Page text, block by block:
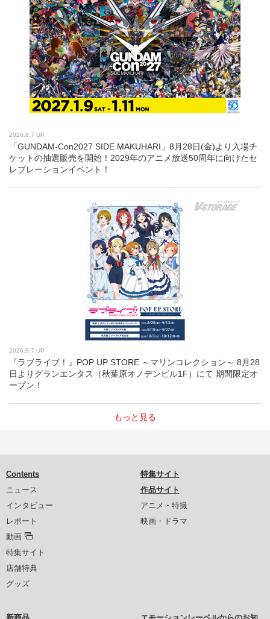
2026.8.7 UP
「GUNDAM-Con2027 SIDE MAKUHARI」8月28日(金)より入場チ
ケットの抽選販売を開始！2029年のアニメ放送50周年に向けたセ
レブレーションイベント！
2026.8.7 UP
『ラブライブ！』POP UP STORE ～マリンコレクション～ 8月28
日よりグランエンタス（秋葉原オノデンビル1F）にて 期間限定オ
ープン！
もっと見る
Contents
ニュース
インタビュー
レポート
動画
特集サイト
店舗特典
グッズ
特集サイト
作品サイト
アニメ・特撮
映画・ドラマ